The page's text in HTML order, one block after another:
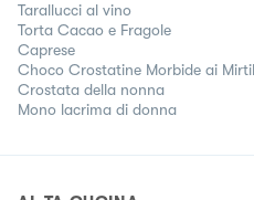
Tarallucci al vino
Torta Cacao e Fragole
Caprese
Choco Crostatine Morbide ai
Crostata della nonna
Mono lacrima di donna